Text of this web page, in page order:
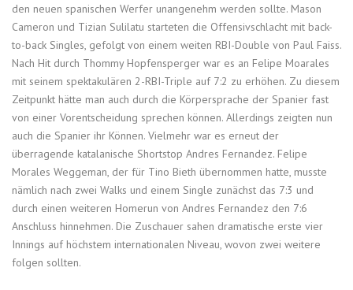
den neuen spanischen Werfer unangenehm werden sollte. Mason
Cameron und Tizian Sulilatu starteten die Offensivschlacht mit back-
to-back Singles, gefolgt von einem weiten RBI-Double von Paul Faiss.
Nach Hit durch Thommy Hopfensperger war es an Felipe Moarales
mit seinem spektakulären 2-RBI-Triple auf 7:2 zu erhöhen. Zu diesem
Zeitpunkt hätte man auch durch die Körpersprache der Spanier fast
von einer Vorentscheidung sprechen können. Allerdings zeigten nun
auch die Spanier ihr Können. Vielmehr war es erneut der
überragende katalanische Shortstop Andres Fernandez. Felipe
Morales Weggeman, der für Tino Bieth übernommen hatte, musste
nämlich nach zwei Walks und einem Single zunächst das 7:3 und
durch einen weiteren Homerun von Andres Fernandez den 7:6
Anschluss hinnehmen. Die Zuschauer sahen dramatische erste vier
Innings auf höchstem internationalen Niveau, wovon zwei weitere
folgen sollten.